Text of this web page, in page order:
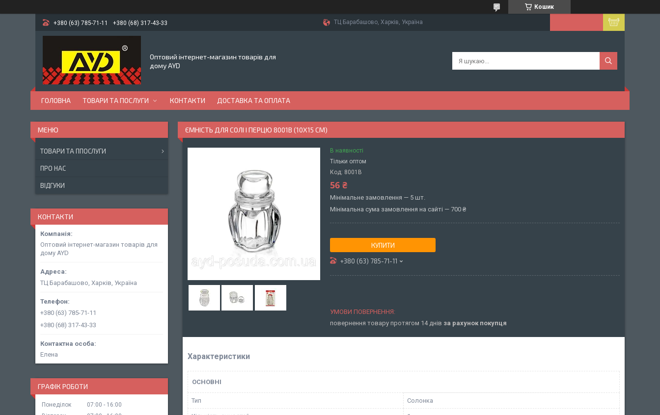
Кошик
+380 (63) 785-71-11 +380 (68) 317-43-33 ТЦ Барабашово, Харків, Україна
Оптовий інтернет-магазин товарів для
дому AYD
ГОЛОВНА ТОВАРИ ТА ПОСЛУГИ КОНТАКТИ ДОСТАВКА ТА ОПЛАТА
ЄМНІСТЬ ДЛЯ СОЛІ І ПЕРЦЮ 8001В (10Х15 СМ)
В наявності
Тільки оптом
Код: 8001В
56 ₴
Мінімальне замовлення — 5 шт.
Мінімальна сума замовлення на сайті — 700 ₴
КУПИТИ
+380 (63) 785-71-11
повернення товару протягом 14 днів за рахунок покупця
Характеристики
ОСНОВНІ
Тип Солонка
ТОВАРИ ТА ППОСЛУГИ
ПРО НАС
ВІДГУКИ
КОНТАКТИ
Оптовий інтернет-магазин товарів для
дому AYD
ТЦ Барабашово, Харків, Україна
+380 (63) 785-71-11
+380 (68) 317-43-33
Елена
ГРАФІК РОБОТИ
Понеділок 07:00
16:00